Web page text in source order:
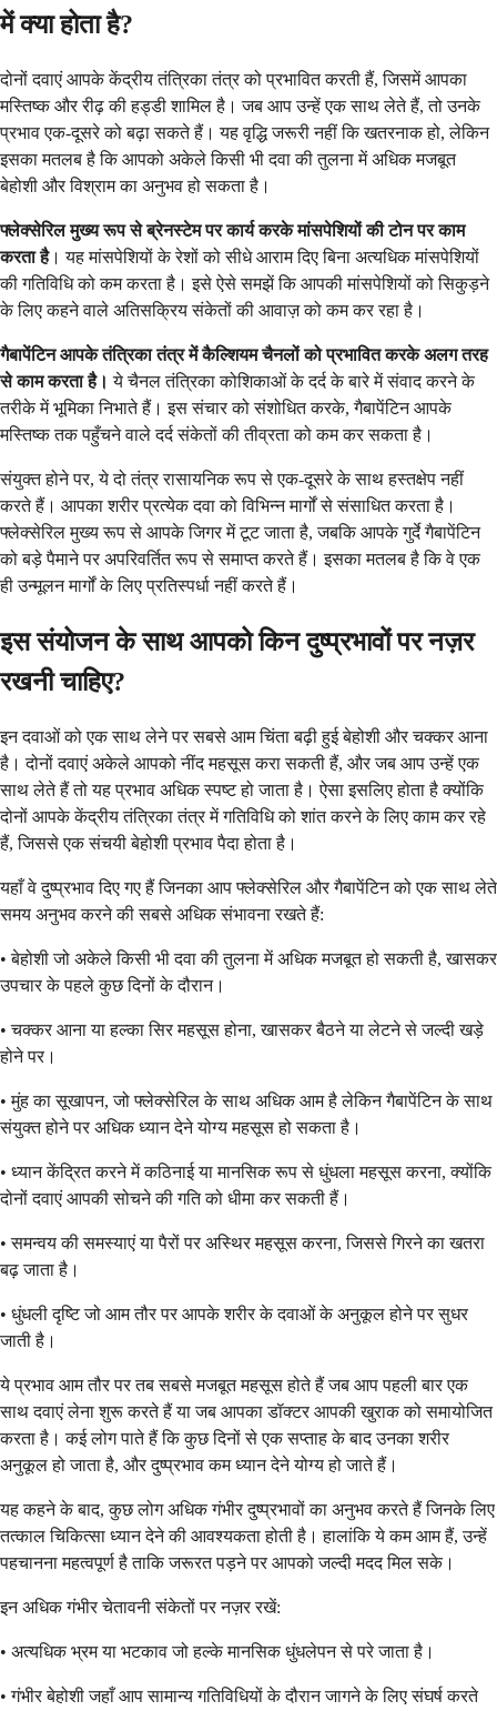
में क्या होता है?
दोनों दवाएं आपके केंद्रीय तंत्रिका तंत्र को प्रभावित करती हैं, जिसमें आपका
मस्तिष्क और रीढ़ की हड्डी शामिल है। जब आप उन्हें एक साथ लेते हैं, तो उनके
प्रभाव एक-दूसरे को बढ़ा सकते हैं। यह वृद्धि जरूरी नहीं कि खतरनाक हो, लेकिन
इसका मतलब है कि आपको अकेले किसी भी दवा की तुलना में अधिक मजबूत
बेहोशी और विश्राम का अनुभव हो सकता है।
फ्लेक्सेरिल मुख्य रूप से ब्रेनस्टेम पर कार्य करके मांसपेशियों की टोन पर काम
करता है। यह मांसपेशियों के रेशों को सीधे आराम दिए बिना अत्यधिक मांसपेशियों
की गतिविधि को कम करता है। इसे ऐसे समझें कि आपकी मांसपेशियों को सिकुड़ने
के लिए कहने वाले अतिसक्रिय संकेतों की आवाज़ को कम कर रहा है।
गैबापेंटिन आपके तंत्रिका तंत्र में कैल्शियम चैनलों को प्रभावित करके अलग तरह
से काम करता है। ये चैनल तंत्रिका कोशिकाओं के दर्द के बारे में संवाद करने के
तरीके में भूमिका निभाते हैं। इस संचार को संशोधित करके, गैबापेंटिन आपके
मस्तिष्क तक पहुँचने वाले दर्द संकेतों की तीव्रता को कम कर सकता है।
संयुक्त होने पर, ये दो तंत्र रासायनिक रूप से एक-दूसरे के साथ हस्तक्षेप नहीं
करते हैं। आपका शरीर प्रत्येक दवा को विभिन्न मार्गों से संसाधित करता है।
फ्लेक्सेरिल मुख्य रूप से आपके जिगर में टूट जाता है, जबकि आपके गुर्दे गैबापेंटिन
को बड़े पैमाने पर अपरिवर्तित रूप से समाप्त करते हैं। इसका मतलब है कि वे एक
ही उन्मूलन मार्गों के लिए प्रतिस्पर्धा नहीं करते हैं।
इस संयोजन के साथ आपको किन दुष्प्रभावों पर नज़र
रखनी चाहिए?
इन दवाओं को एक साथ लेने पर सबसे आम चिंता बढ़ी हुई बेहोशी और चक्कर आना
है। दोनों दवाएं अकेले आपको नींद महसूस करा सकती हैं, और जब आप उन्हें एक
साथ लेते हैं तो यह प्रभाव अधिक स्पष्ट हो जाता है। ऐसा इसलिए होता है क्योंकि
दोनों आपके केंद्रीय तंत्रिका तंत्र में गतिविधि को शांत करने के लिए काम कर रहे
हैं, जिससे एक संचयी बेहोशी प्रभाव पैदा होता है।
यहाँ वे दुष्प्रभाव दिए गए हैं जिनका आप फ्लेक्सेरिल और गैबापेंटिन को एक साथ लेते
समय अनुभव करने की सबसे अधिक संभावना रखते हैं:
• बेहोशी जो अकेले किसी भी दवा की तुलना में अधिक मजबूत हो सकती है, खासकर
उपचार के पहले कुछ दिनों के दौरान।
• चक्कर आना या हल्का सिर महसूस होना, खासकर बैठने या लेटने से जल्दी खड़े
होने पर।
• मुंह का सूखापन, जो फ्लेक्सेरिल के साथ अधिक आम है लेकिन गैबापेंटिन के साथ
संयुक्त होने पर अधिक ध्यान देने योग्य महसूस हो सकता है।
• ध्यान केंद्रित करने में कठिनाई या मानसिक रूप से धुंधला महसूस करना, क्योंकि
दोनों दवाएं आपकी सोचने की गति को धीमा कर सकती हैं।
• समन्वय की समस्याएं या पैरों पर अस्थिर महसूस करना, जिससे गिरने का खतरा
बढ़ जाता है।
• धुंधली दृष्टि जो आम तौर पर आपके शरीर के दवाओं के अनुकूल होने पर सुधर
जाती है।
ये प्रभाव आम तौर पर तब सबसे मजबूत महसूस होते हैं जब आप पहली बार एक
साथ दवाएं लेना शुरू करते हैं या जब आपका डॉक्टर आपकी खुराक को समायोजित
करता है। कई लोग पाते हैं कि कुछ दिनों से एक सप्ताह के बाद उनका शरीर
अनुकूल हो जाता है, और दुष्प्रभाव कम ध्यान देने योग्य हो जाते हैं।
यह कहने के बाद, कुछ लोग अधिक गंभीर दुष्प्रभावों का अनुभव करते हैं जिनके लिए
तत्काल चिकित्सा ध्यान देने की आवश्यकता होती है। हालांकि ये कम आम हैं, उन्हें
पहचानना महत्वपूर्ण है ताकि जरूरत पड़ने पर आपको जल्दी मदद मिल सके।
इन अधिक गंभीर चेतावनी संकेतों पर नज़र रखें:
• अत्यधिक भ्रम या भटकाव जो हल्के मानसिक धुंधलेपन से परे जाता है।
• गंभीर बेहोशी जहाँ आप सामान्य गतिविधियों के दौरान जागने के लिए संघर्ष करते